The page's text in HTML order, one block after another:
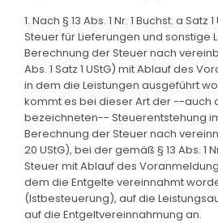
1. Nach § 13 Abs. 1 Nr. 1 Buchst. a Satz
Steuer für Lieferungen und sonstige
Berechnung der Steuer nach
Abs. 1 Satz 1 UStG) mit Ablauf des
in dem die Leistungen ausgeführt
kommt es bei dieser Art der --auch
bezeichneten-- Steuerentstehung
Berechnung der Steuer nach
20 UStG), bei der gemäß § 13 Abs. 1
Steuer mit Ablauf des
dem die Entgelte vereinnahmt
(Istbesteuerung), auf die
auf die Entgeltvereinnahmung an.